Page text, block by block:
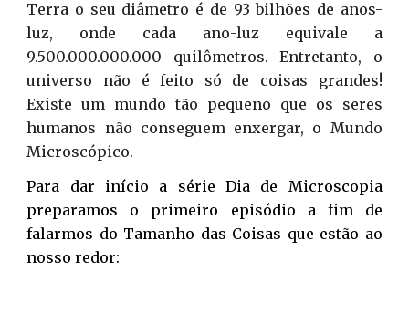
Terra o seu diâmetro é de 93 bilhões de anos-
luz, onde cada ano-luz equivale a
9.500.000.000.000 quilômetros. Entretanto, o
universo não é feito só de coisas grandes!
Existe um mundo tão pequeno que os seres
humanos não conseguem enxergar, o Mundo
Microscópico.
Para dar início a série Dia de Microscopia
preparamos o primeiro episódio a fim de
falarmos do Tamanho das Coisas que estão ao
nosso redor: